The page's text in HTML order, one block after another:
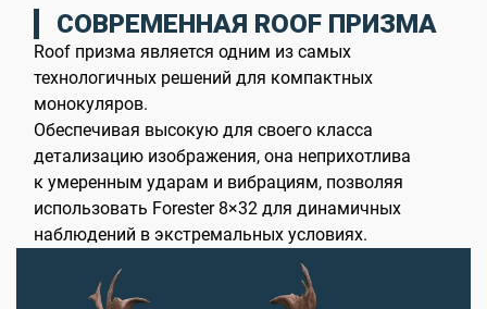
СОВРЕМЕННАЯ ROOF ПРИЗМА
Roof призма является одним из самых
технологичных решений для компактных
монокуляров.
Обеспечивая высокую для своего класса
детализацию изображения, она неприхотлива
к умеренным ударам и вибрациям, позволяя
использовать Forester 8×32 для динамичных
наблюдений в экстремальных условиях.